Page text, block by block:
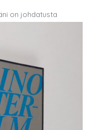
on johdatusta